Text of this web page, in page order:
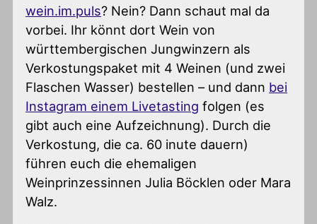
wein.im.puls? Nein? Dann schaut mal da
vorbei. Ihr könnt dort Wein von
württembergischen Jungwinzern als
Verkostungspaket mit 4 Weinen (und zwei
Flaschen Wasser) bestellen – und dann bei
Instagram einem Livetasting folgen (es
gibt auch eine Aufzeichnung). Durch die
Verkostung, die ca. 60 inute dauern)
führen euch die ehemaligen
Weinprinzessinnen Julia Böcklen oder Mara
Walz.